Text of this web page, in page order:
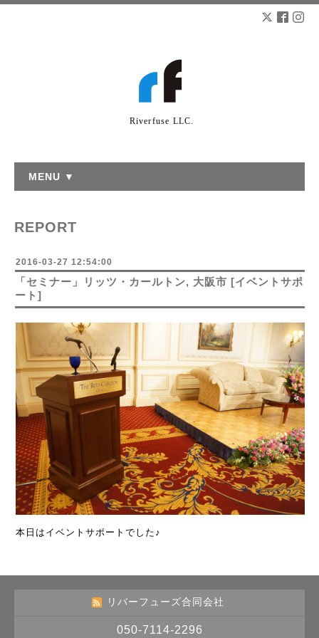
Riverfuse LLC.
MENU ▼
REPORT
2016-03-27 12:54:00
「セミナー」リッツ・カールトン, 大阪市 [イベントサポ
ート]
本日はイベントサポートでした♪
リバーフューズ合同会社
050-7114-2296